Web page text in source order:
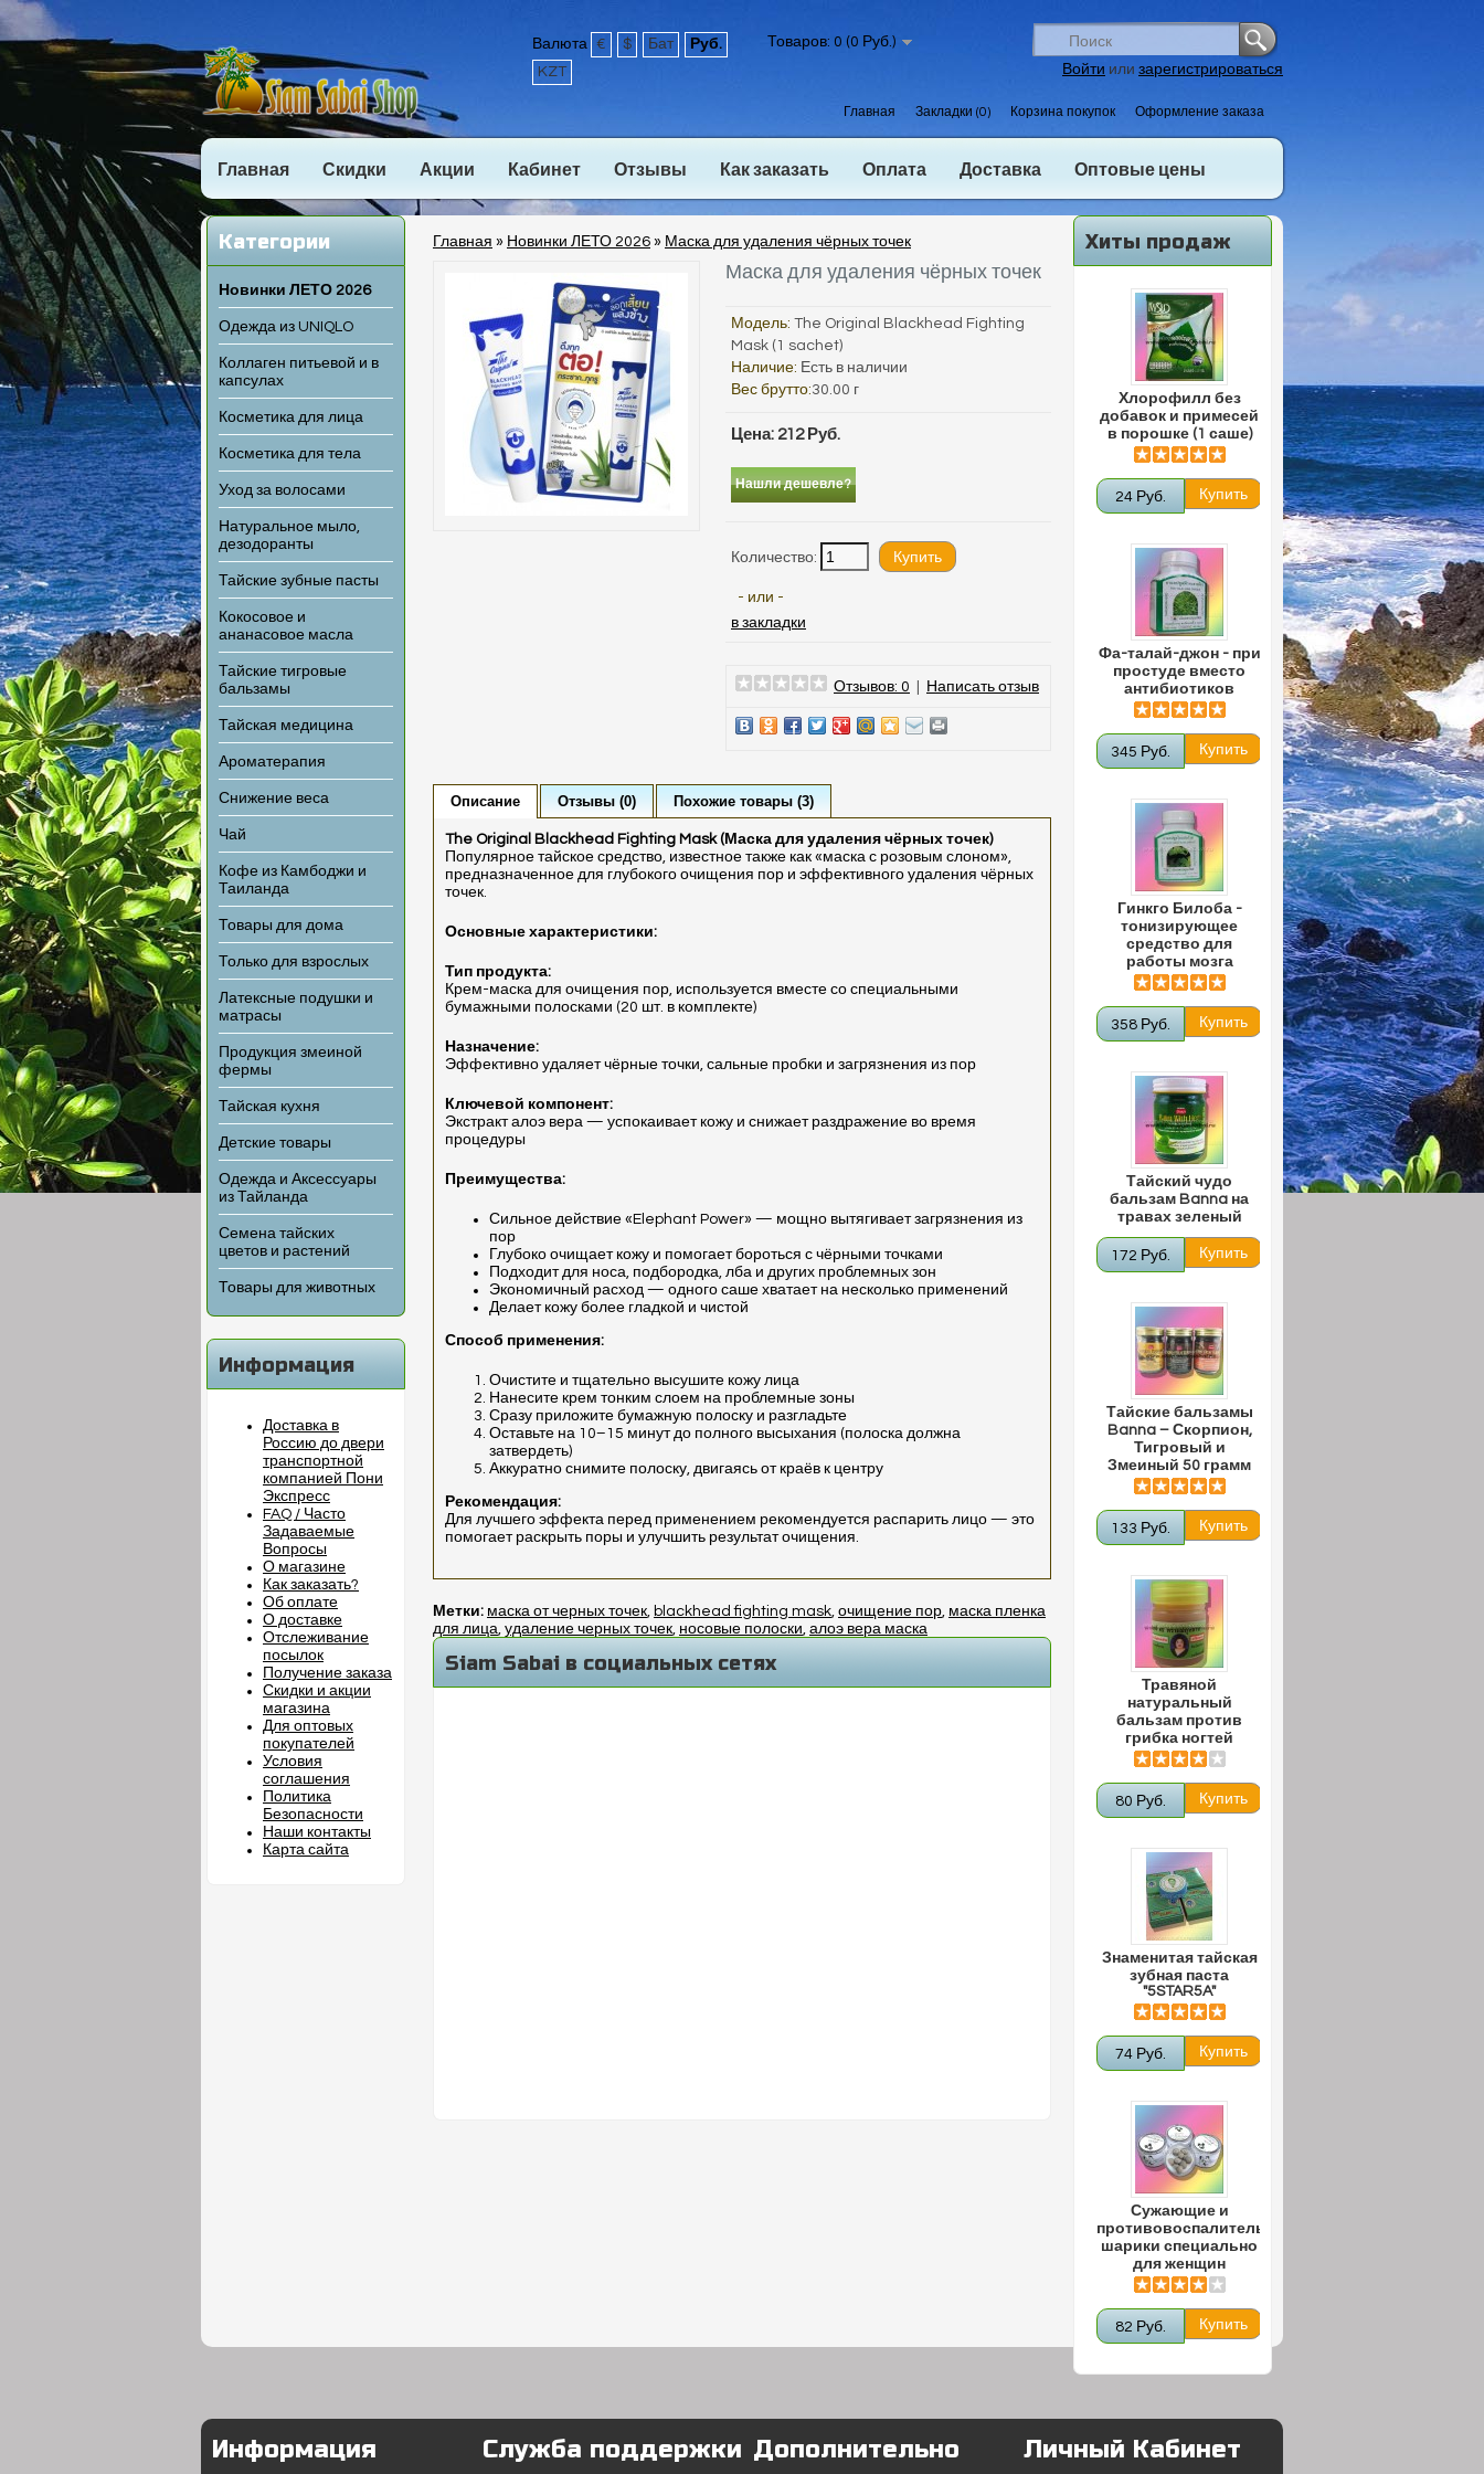
Валюта € $ Бат
Руб.
KZT
Товаров: 0 (0 Руб.)
Войти или зарегистрироваться
Главная Закладки (0) Корзина покупок Оформление заказа
Главная Скидки Акции Кабинет Отзывы Как заказать Оплата Доставка Оптовые цены
Категории
Новинки ЛЕТО 2026
Одежда из UNIQLO
Коллаген питьевой и в
капсулах
Косметика для лица
Косметика для тела
Уход за волосами
Натуральное мыло,
дезодоранты
Тайские зубные пасты
Кокосовое и
ананасовое масла
Тайские тигровые
бальзамы
Тайская медицина
Ароматерапия
Снижение веса
Чай
Кофе из Камбоджи и
Таиланда
Товары для дома
Только для взрослых
Латексные подушки и
матрасы
Продукция змеиной
фермы
Тайская кухня
Детские товары
Одежда и Аксессуары
из Тайланда
Семена тайских
цветов и растений
Товары для животных
Информация
Доставка в
Россию до двери
транспортной
компанией Пони
Экспресс
FAQ / Часто
Задаваемые
Вопросы
О магазине
Как заказать?
Об оплате
О доставке
Отслеживание
посылок
Получение заказа
Скидки и акции
магазина
Для оптовых
покупателей
Условия
соглашения
Политика
Безопасности
Наши контакты
Карта сайта
Хиты продаж
Хлорофилл без
добавок и примесей
в порошке (1 саше)
24 Руб.
Фа-талай-джон - при
простуде вместо
антибиотиков
345 Руб.
Гинкго Билоба -
тонизирующее
средство для
работы мозга
358 Руб.
Тайский чудо
бальзам Banna на
травах зеленый
172 Руб.
Тайские бальзамы
Banna – Скорпион,
Тигровый и
Змеиный 50 грамм
133 Руб.
Травяной
натуральный
бальзам против
грибка ногтей
80 Руб.
Знаменитая тайская
зубная паста
"5STAR5A"
74 Руб.
Сужающие и
противовоспалительные
шарики специально
для женщин
82 Руб.
Главная » Новинки ЛЕТО 2026 » Маска для удаления чёрных точек
Маска для удаления чёрных точек
Модель: The Original Blackhead Fighting
Mask (1 sachet)
Наличие: Есть в наличии
Вес брутто:30.00 г
Цена: 212 Руб.
Нашли дешевле?
Количество:
- или -
в закладки
Отзывов: 0 Написать отзыв
Описание Отзывы (0) Похожие товары (3)
The Original Blackhead Fighting Mask (Маска для удаления чёрных точек)
Популярное тайское средство, известное также как «маска с розовым слоном»,
предназначенное для глубокого очищения пор и эффективного удаления чёрных
точек.
Основные характеристики:
Тип продукта:
Крем-маска для очищения пор, используется вместе со специальными
бумажными полосками (20 шт. в комплекте)
Назначение:
Эффективно удаляет чёрные точки, сальные пробки и загрязнения из пор
Ключевой компонент:
Экстракт алоэ вера — успокаивает кожу и снижает раздражение во время
процедуры
Преимущества:
Сильное действие «Elephant Power» — мощно вытягивает загрязнения из
пор
Глубоко очищает кожу и помогает бороться с чёрными точками
Подходит для носа, подбородка, лба и других проблемных зон
Экономичный расход — одного саше хватает на несколько применений
Делает кожу более гладкой и чистой
Способ применения:
Очистите и тщательно высушите кожу лица
Нанесите крем тонким слоем на проблемные зоны
Сразу приложите бумажную полоску и разгладьте
Оставьте на 10–15 минут до полного высыхания (полоска должна
затвердеть)
Аккуратно снимите полоску, двигаясь от краёв к центру
Рекомендация:
Для лучшего эффекта перед применением рекомендуется распарить лицо — это
помогает раскрыть поры и улучшить результат очищения.
Метки: маска от черных точек, blackhead fighting mask, очищение пор, маска пленка
для лица, удаление черных точек, носовые полоски, алоэ вера маска
Siam Sabai в социальных сетях
Информация Служба поддержки Дополнительно Личный Кабинет